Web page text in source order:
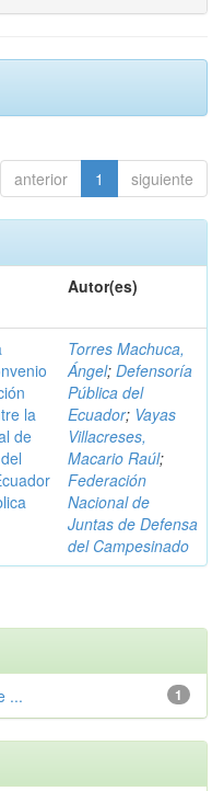
anterior 1 siguiente
Autor(es)
la
de
Torres Machuca,
Ángel; Defensoría
Pública del
Ecuador; Vayas
Villacreses,
Macario Raúl;
Federación
Nacional de
Juntas de Defensa
del Campesinado
1
...